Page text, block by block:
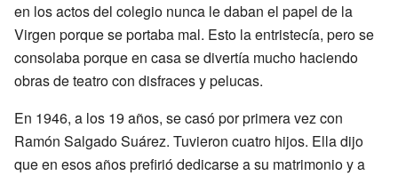
en los actos del colegio nunca le daban el papel de la
Virgen porque se portaba mal. Esto la entristecía, pero se
consolaba porque en casa se divertía mucho haciendo
obras de teatro con disfraces y pelucas.
En 1946, a los 19 años, se casó por primera vez con
Ramón Salgado Suárez. Tuvieron cuatro hijos. Ella dijo
que en esos años prefirió dedicarse a su matrimonio y a